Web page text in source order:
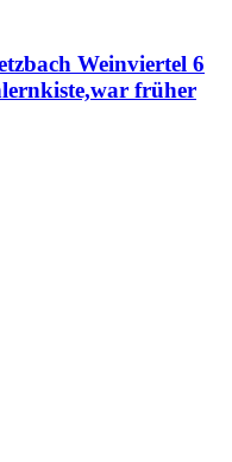
Weinviertel 6
früher